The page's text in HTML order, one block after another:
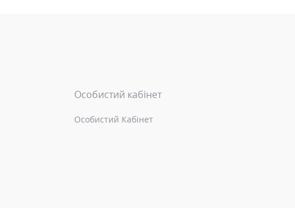
Особистий кабінет
Особистий Кабінет